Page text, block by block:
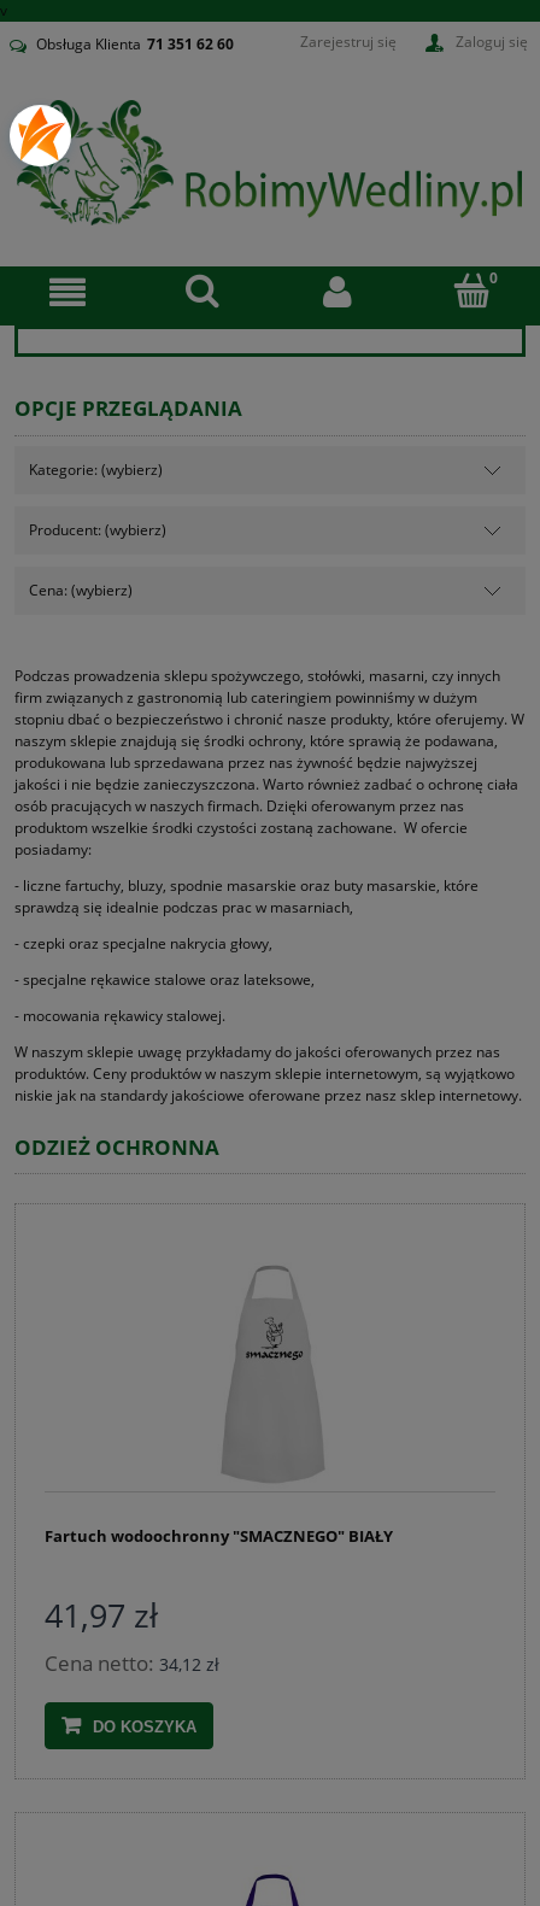
v
Obsługa Klienta 71 351 62 60 Zarejestruj się Zaloguj się
OPCJE PRZEGLĄDANIA
Kategorie: (wybierz)
Producent: (wybierz)
Cena: (wybierz)
Podczas prowadzenia sklepu spożywczego, stołówki, masarni, czy innych
firm związanych z gastronomią lub cateringiem powinniśmy w dużym
stopniu dbać o bezpieczeństwo i chronić nasze produkty, które oferujemy. W
naszym sklepie znajdują się środki ochrony, które sprawią że podawana,
produkowana lub sprzedawana przez nas żywność będzie najwyższej
jakości i nie będzie zanieczyszczona. Warto również zadbać o ochronę ciała
osób pracujących w naszych firmach. Dzięki oferowanym przez nas
produktom wszelkie środki czystości zostaną zachowane. W ofercie
posiadamy:
- liczne fartuchy, bluzy, spodnie masarskie oraz buty masarskie, które
sprawdzą się idealnie podczas prac w masarniach,
- czepki oraz specjalne nakrycia głowy,
- specjalne rękawice stalowe oraz lateksowe,
- mocowania rękawicy stalowej.
W naszym sklepie uwagę przykładamy do jakości oferowanych przez nas
produktów. Ceny produktów w naszym sklepie internetowym, są wyjątkowo
niskie jak na standardy jakościowe oferowane przez nasz sklep internetowy.
ODZIEŻ OCHRONNA
Fartuch wodoochronny "SMACZNEGO" BIAŁY
41,97 zł
Cena netto: 34,12 zł
DO KOSZYKA